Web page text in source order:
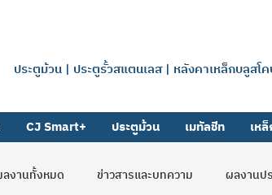
ประตูม้วน | ประตูรั้วสแตนเลส | หลังคาเหล็กบลูสโ
CJ Smart+ ประตูม้วน เมทัลชีท เห
งานทั้งหมด ข่าวสารและบทความ ผลงานป